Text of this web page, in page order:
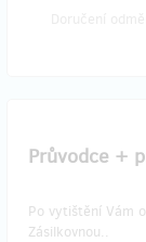
Průvodce +
Po vytištění Vám
Zásilkovnou..